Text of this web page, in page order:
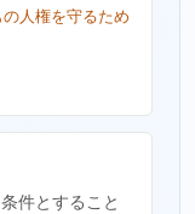
人権を守るため
件とすること